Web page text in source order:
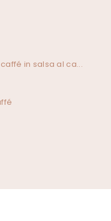
in salsa al ca...